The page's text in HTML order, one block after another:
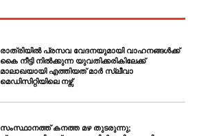
രാത്രിയിൽ പ്രസവ വേദനയുമായി വാഹനങ്ങൾക്ക്
കൈ നീട്ടി നിൽക്കുന്ന യുവതിക്കരികിലേക്ക്
മാലാഖയായി എത്തിയത് മാർ സ്ലീവാ
മെഡിസിറ്റിയിലെ നഴ്സ്
സംസ്ഥാനത്ത് കനത്ത മഴ തുടരുന്നു;